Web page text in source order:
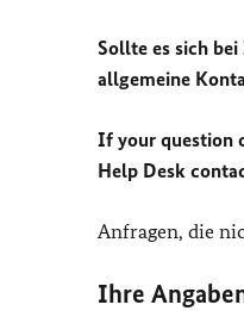
Sollte es sich
allgemeine
If your question
Help Desk
Anfragen, die
Ihre